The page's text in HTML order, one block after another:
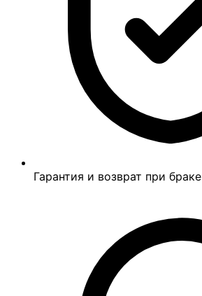
Гарантия и возврат при браке